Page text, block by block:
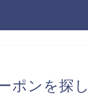
ポンを探